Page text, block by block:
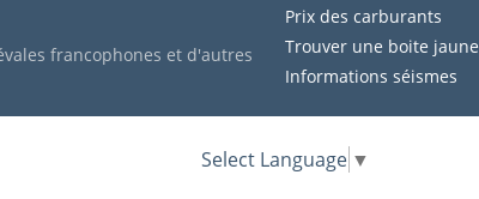
francophones et d'autres
Prix des carburants
Trouver une boite jaune
Informations séismes
Select Language ▼